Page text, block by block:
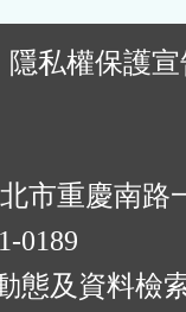
隱私權保護
市重慶南路
0189
態及資料檢